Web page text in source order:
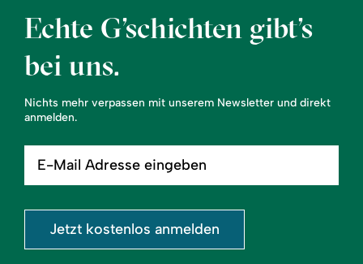
Echte G’schichten gibt’s
bei uns.
Nichts mehr verpassen mit unserem Newsletter und direkt
anmelden.
Mail
eingeben
Jetzt kostenlos anmelden